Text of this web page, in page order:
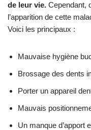
de leur vie. Cependant,
l’apparition de cette
Voici les principaux :
Mauvaise hygiène
Brossage des dents
Porter un appareil
Mauvais
Un manque d’apport